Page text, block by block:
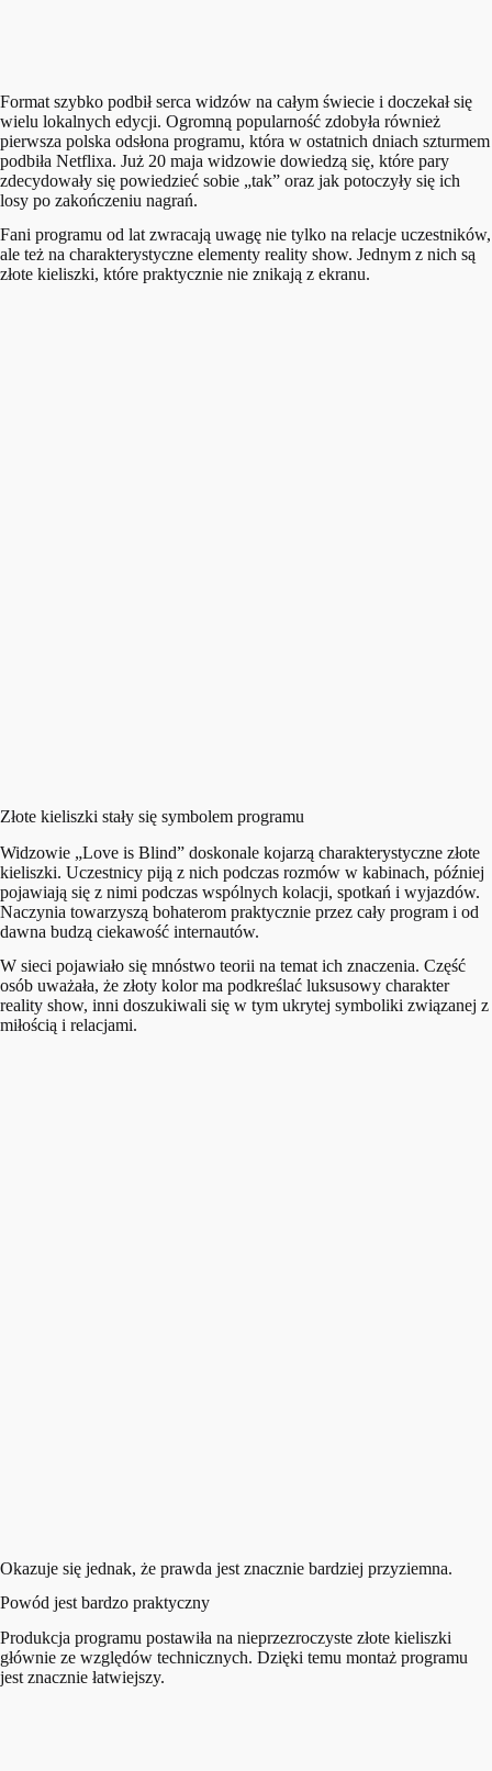
Format szybko podbił serca widzów na całym świecie i doczekał się
wielu lokalnych edycji. Ogromną popularność zdobyła również
pierwsza polska odsłona programu, która w ostatnich dniach szturmem
podbiła Netflixa. Już 20 maja widzowie dowiedzą się, które pary
zdecydowały się powiedzieć sobie „tak” oraz jak potoczyły się ich
losy po zakończeniu nagrań.
Fani programu od lat zwracają uwagę nie tylko na relacje uczestników,
ale też na charakterystyczne elementy reality show. Jednym z nich są
złote kieliszki, które praktycznie nie znikają z ekranu.
Złote kieliszki stały się symbolem programu
Widzowie „Love is Blind” doskonale kojarzą charakterystyczne złote
kieliszki. Uczestnicy piją z nich podczas rozmów w kabinach, później
pojawiają się z nimi podczas wspólnych kolacji, spotkań i wyjazdów.
Naczynia towarzyszą bohaterom praktycznie przez cały program i od
dawna budzą ciekawość internautów.
W sieci pojawiało się mnóstwo teorii na temat ich znaczenia. Część
osób uważała, że złoty kolor ma podkreślać luksusowy charakter
reality show, inni doszukiwali się w tym ukrytej symboliki związanej z
miłością i relacjami.
Okazuje się jednak, że prawda jest znacznie bardziej przyziemna.
Powód jest bardzo praktyczny
Produkcja programu postawiła na nieprzezroczyste złote kieliszki
głównie ze względów technicznych. Dzięki temu montaż programu
jest znacznie łatwiejszy.